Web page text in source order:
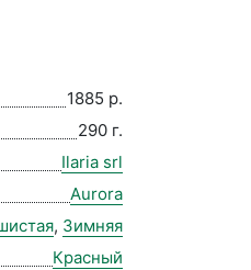
1885 р.
290 г.
Ilaria srl
Aurora
, Зимняя
Красный